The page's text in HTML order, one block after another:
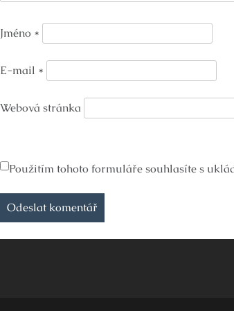
Jméno *
E-mail *
Webová stránka
Použitím tohoto formuláře souhlasíte s